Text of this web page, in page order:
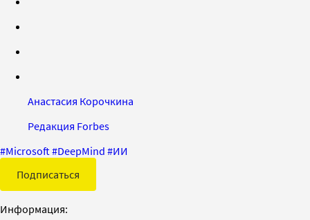
Анастасия Корочкина
Редакция Forbes
#Microsoft #DeepMind #ИИ
Подписаться
Информация: